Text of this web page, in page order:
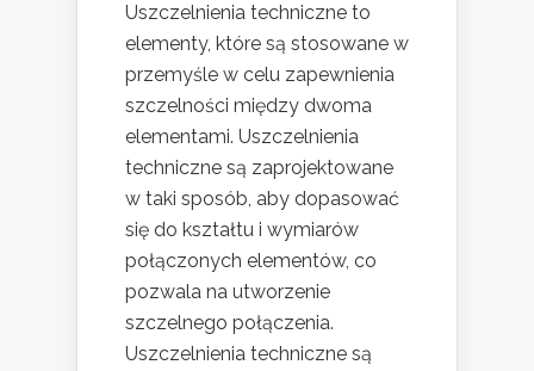
Uszczelnienia techniczne to
elementy, które są stosowane w
przemyśle w celu zapewnienia
szczelności między dwoma
elementami. Uszczelnienia
techniczne są zaprojektowane
w taki sposób, aby dopasować
się do kształtu i wymiarów
połączonych elementów, co
pozwala na utworzenie
szczelnego połączenia.
Uszczelnienia techniczne są